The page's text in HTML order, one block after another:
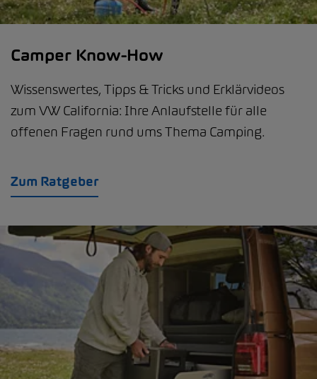
Camper Know-How
Wissenswertes, Tipps & Tricks und Erklärvideos
zum VW California: Ihre Anlaufstelle für alle
offenen Fragen rund ums Thema Camping.
Zum Ratgeber